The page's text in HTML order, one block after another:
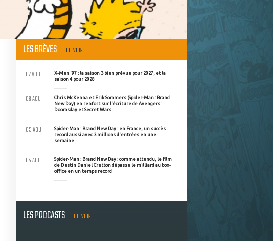
LES BRÈVES TOUT VOIR
X-Men '97 : la saison 3 bien prévue pour 2027, et la
saison 4 pour 2028
07 AOU
Chris McKenna et Erik Sommers (Spider-Man : Brand
New Day) en renfort sur l'écriture de Avengers :
Doomsday et Secret Wars
06 AOU
Spider-Man : Brand New Day : en France, un succès
record aussi avec 3 millions d'entrées en une
semaine
05 AOU
Spider-Man : Brand New Day : comme attendu, le film
de Destin Daniel Cretton dépasse le milliard au box-
office en un temps record
04 AOU
LES PODCASTS TOUT VOIR